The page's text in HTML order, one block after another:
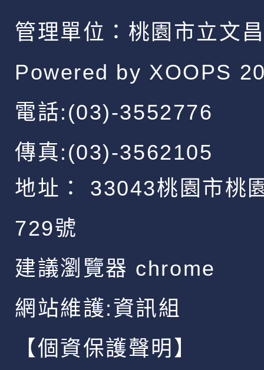
管理單位： 桃園市立文
Powered by XOOPS
電話:(03)-3552776
傳真:(03)-3562105
地址：
33043桃園市桃
729號
建議瀏覽器 chrome
網站維護:資訊組
【個資保護聲明】